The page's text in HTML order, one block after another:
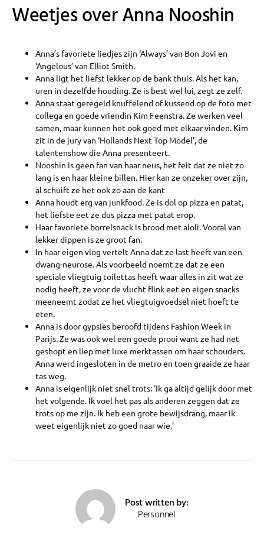
Weetjes over Anna Nooshin
Anna’s favoriete liedjes zijn ‘Always’ van Bon Jovi en
‘Angelous’ van Elliot Smith.
Anna ligt het liefst lekker op de bank thuis. Als het kan,
uren in dezelfde houding. Ze is best wel lui, zegt ze zelf.
Anna staat geregeld knuffelend of kussend op de foto met
collega en goede vriendin Kim Feenstra. Ze werken veel
samen, maar kunnen het ook goed met elkaar vinden. Kim
zit in de jury van ‘Hollands Next Top Model’, de
talentenshow die Anna presenteert.
Nooshin is geen fan van haar neus, het feit dat ze niet zo
lang is en haar kleine billen. Hier kan ze onzeker over zijn,
al schuift ze het ook zo aan de kant
Anna houdt erg van junkfood. Ze is dol op pizza en patat,
het liefste eet ze dus pizza met patat erop.
Haar favoriete borrelsnack is brood met aioli. Vooral van
lekker dippen is ze groot fan.
In haar eigen vlog vertelt Anna dat ze last heeft van een
dwang-neurose. Als voorbeeld noemt ze dat ze een
speciale vliegtuig toilettas heeft waar alles in zit wat ze
nodig heeft, ze voor de vlucht flink eet en eigen snacks
meeneemt zodat ze het vliegtuigvoedsel niet hoeft te
eten.
Anna is door gypsies beroofd tijdens Fashion Week in
Parijs. Ze was ook wel een goede prooi want ze had net
geshopt en liep met luxe merktassen om haar schouders.
Anna werd ingesloten in de metro en toen graaide ze haar
tas weg.
Anna is eigenlijk niet snel trots: ‘Ik ga altijd gelijk door met
het volgende. Ik voel het pas als anderen zeggen dat ze
trots op me zijn. Ik heb een grote bewijsdrang, maar ik
weet eigenlijk niet zo goed naar wie.’
Post written by:
Personnel